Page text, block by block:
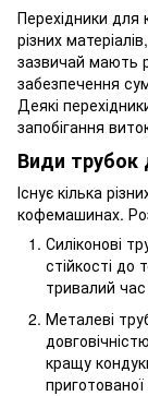
Перехідники
різних
зазвичай мають
забезпечення
Деякі
запобігання
Види
Існує кілька
кофемашинах.
Силіконові
стійкості до
тривалий час
Металеві
кращу